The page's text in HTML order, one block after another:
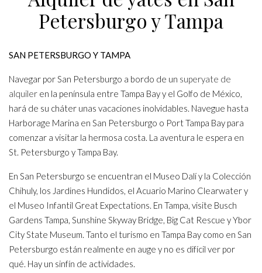
Petersburgo y Tampa
SAN PETERSBURGO Y TAMPA
Navegar por San Petersburgo a bordo de un superyate de
alquiler en la península entre Tampa Bay y el Golfo de México,
hará de su cháter unas vacaciones inolvidables. Navegue hasta
Harborage Marina en San Petersburgo o Port Tampa Bay para
comenzar a visitar la hermosa costa. La aventura le espera en
St. Petersburgo y Tampa Bay.
En San Petersburgo se encuentran el Museo Dalí y la Colección
Chihuly, los Jardines Hundidos, el Acuario Marino Clearwater y
el Museo Infantil Great Expectations. En Tampa, visite Busch
Gardens Tampa, Sunshine Skyway Bridge, Big Cat Rescue y Ybor
City State Museum. Tanto el turismo en Tampa Bay como en San
Petersburgo están realmente en auge y no es difícil ver por
qué. Hay un sinfín de actividades.